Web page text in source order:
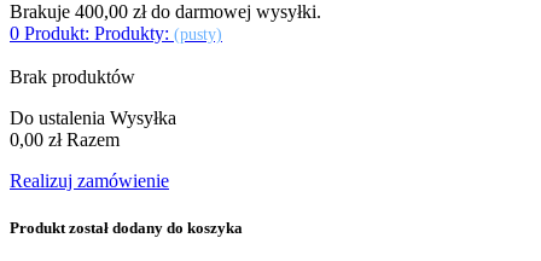
Brakuje 400,00 złdo darmowej wysyłki.
0 Produkt: Produkty: (pusty)
Brak produktów
Do ustalenia Wysyłka
0,00 zł Razem
Realizuj zamówienie
Produkt został dodany do koszyka